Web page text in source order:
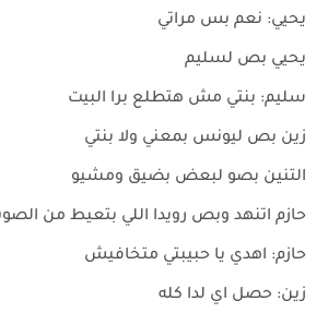
يحيي: نعم بس مراتي
يحيي بص لسليم
سليم: بنتي مش هتطلع برا البيت
زين بص ليونس بمعني ولا بنتي
التنين بصو لبعض بضيق ومشيو
حازم اتنهد وبص رويدا اللي بتعيط من
حازم: اهدي يا حبيبتي متخافيش
زين: حصل اي لدا كله